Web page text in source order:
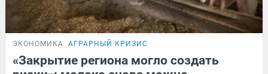
ЭКОНОМИКА АГРАРНЫЙ КРИЗИС
«Закрытие региона могло создать